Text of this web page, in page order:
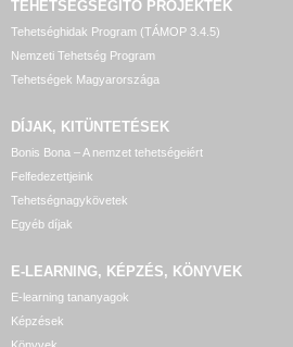
TEHETSÉGSEGÍTŐ PROJEKTEK
Tehetséghidak Program (TÁMOP 3.4.5)
Nemzeti Tehetség Program
Tehetségek Magyarországa
DÍJAK, KITÜNTETÉSEK
Bonis Bona – A nemzet tehetségeiért
Felfedezettjeink
Tehetségnagykövetek
Egyéb díjak
E-LEARNING, KÉPZÉS, KÖNYVEK
E-learning tananyagok
Képzések